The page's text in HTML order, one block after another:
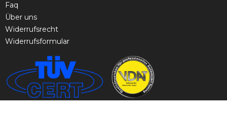
Faq
Über uns
Widerrufsrecht
Widerrufsformular